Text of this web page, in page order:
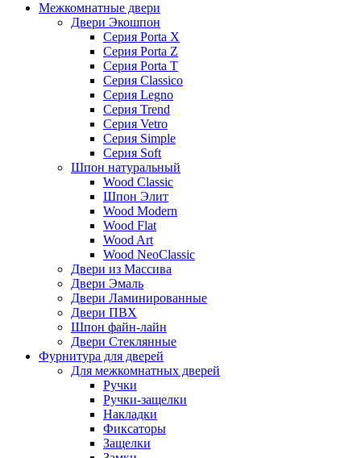
Межкомнатные двери
Двери Экошпон
Серия Porta X
Серия Porta Z
Серия Porta T
Серия Classico
Серия Legno
Серия Trend
Серия Vetro
Серия Simple
Серия Soft
Шпон натуральный
Wood Classic
Шпон Элит
Wood Modern
Wood Flat
Wood Art
Wood NeoClassic
Двери из Массива
Двери Эмаль
Двери Ламинированные
Двери ПВХ
Шпон файн-лайн
Двери Стеклянные
Фурнитура для дверей
Для межкомнатных дверей
Ручки
Ручки-защелки
Накладки
Фиксаторы
Защелки